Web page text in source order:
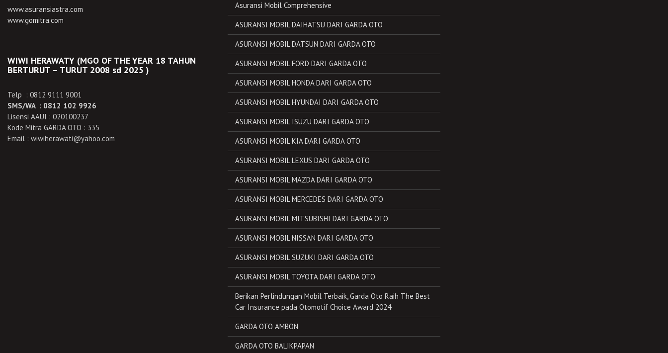
www.asuransiastra.com
www.gomitra.com
WIWI HERAWATY (MGO OF THE YEAR 18 TAHUN
BERTURUT – TURUT 2008 sd 2025 )
Telp : 0812 9111 9001
SMS/WA : 0812 102 9926
Lisensi AAUI : 020100237
Kode Mitra GARDA OTO : 335
Email : wiwiherawati@yahoo.com
Asuransi Mobil Comprehensive
ASURANSI MOBIL DAIHATSU DARI GARDA OTO
ASURANSI MOBIL DATSUN DARI GARDA OTO
ASURANSI MOBIL FORD DARI GARDA OTO
ASURANSI MOBIL HONDA DARI GARDA OTO
ASURANSI MOBIL HYUNDAI DARI GARDA OTO
ASURANSI MOBIL ISUZU DARI GARDA OTO
ASURANSI MOBIL KIA DARI GARDA OTO
ASURANSI MOBIL LEXUS DARI GARDA OTO
ASURANSI MOBIL MAZDA DARI GARDA OTO
ASURANSI MOBIL MERCEDES DARI GARDA OTO
ASURANSI MOBIL MITSUBISHI DARI GARDA OTO
ASURANSI MOBIL NISSAN DARI GARDA OTO
ASURANSI MOBIL SUZUKI DARI GARDA OTO
ASURANSI MOBIL TOYOTA DARI GARDA OTO
Berikan Perlindungan Mobil Terbaik, Garda Oto Raih The Best
Car Insurance pada Otomotif Choice Award 2024
GARDA OTO AMBON
GARDA OTO BALIKPAPAN